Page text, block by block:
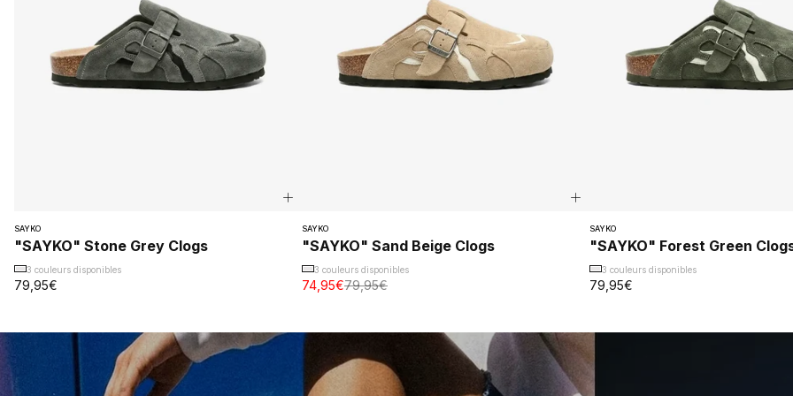
SAYKO
"SAYKO" Stone Grey Clogs
3 couleurs disponibles
79,95€
SAYKO
"SAYKO" Sand Beige Clogs
3 couleurs disponibles
74,95€79,95€
SAYKO
"SAYKO" Forest Green
3 couleurs disponibles
79,95€